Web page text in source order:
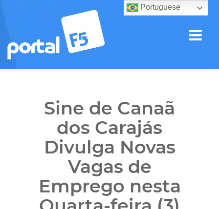
Sine de Canaã
dos Carajás
Divulga Novas
Vagas de
Emprego nesta
Portuguese